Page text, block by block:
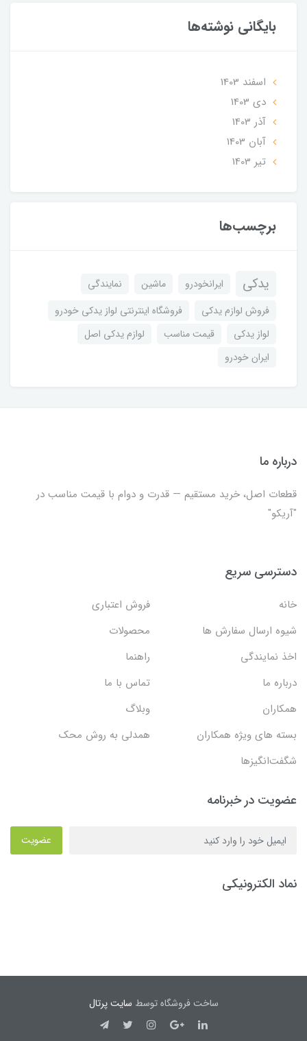
بایگانی نوشته‌ها
اسفند 1403
دی 1403
آذر 1403
آبان 1403
تير 1403
برچسب‌ها
یدکی ایرانخودرو ماشین
نمایندگی
فروش لوازم یدکی
فروشگاه اینترنتی لواز یدکی خودرو
لواز یدکی
قیمت مناسب
لوازم یدکی اصل
ایران خودرو
درباره ما
قطعات اصل، خرید مستقیم — قدرت و دوام با قیمت مناسب در
"آریکو"
دسترسی سریع
خانه
فروش اعتباری
شیوه ارسال سفارش ها
محصولات
اخذ نمایندگی
راهنما
درباره ما
تماس با ما
همکاران
وبلاگ
بسته های ویژه همکاران
همدلی به روش محک
شگفت‌انگیزها
عضویت در خبرنامه
عضویت
نماد الکترونیکی
ساخت فروشگاه توسط سایت پرتال